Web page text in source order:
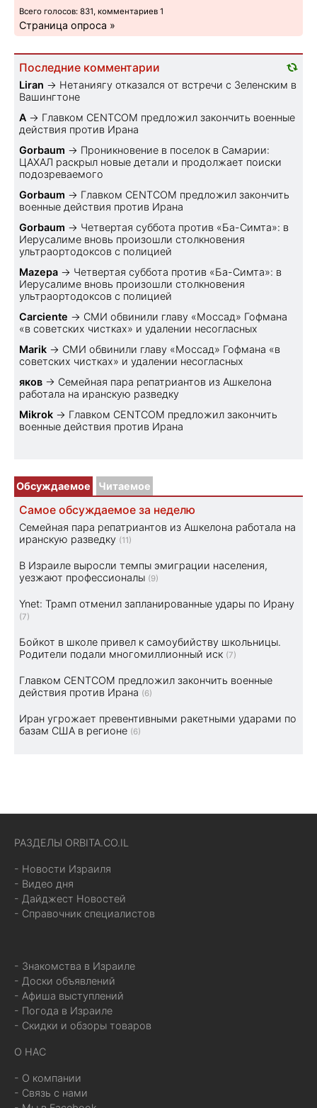
Всего голосов: 831, комментариев 1
Страница опроса »
Последние комментарии
Liran → Нетаниягу отказался от встречи с Зеленским в
Вашингтоне
A → Главком CENTCOM предложил закончить военные
действия против Ирана
Gorbaum → Проникновение в поселок в Самарии:
ЦАХАЛ раскрыл новые детали и продолжает поиски
подозреваемого
Gorbaum → Главком CENTCOM предложил закончить
военные действия против Ирана
Gorbaum → Четвертая суббота против «Ба-Симта»: в
Иерусалиме вновь произошли столкновения
ультраортодоксов с полицией
Mazepa → Четвертая суббота против «Ба-Симта»: в
Иерусалиме вновь произошли столкновения
ультраортодоксов с полицией
Carciente → СМИ обвинили главу «Моссад» Гофмана
«в советских чистках» и удалении несогласных
Marik → СМИ обвинили главу «Моссад» Гофмана «в
советских чистках» и удалении несогласных
яков → Семейная пара репатриантов из Ашкелона
работала на иранскую разведку
Mikrok → Главком CENTCOM предложил закончить
военные действия против Ирана
Обсуждаемое Читаемое
Самое обсуждаемое за неделю
Семейная пара репатриантов из Ашкелона работала на
иранскую разведку (11)
В Израиле выросли темпы эмиграции населения,
уезжают профессионалы (9)
Ynet: Трамп отменил запланированные удары по Ирану
(7)
Бойкот в школе привел к самоубийству школьницы.
Родители подали многомиллионный иск (7)
Главком CENTCOM предложил закончить военные
действия против Ирана (6)
Иран угрожает превентивными ракетными ударами по
базам США в регионе (6)
РАЗДЕЛЫ ORBITA.CO.IL
- Новости Израиля
- Видео дня
- Дайджест Новостей
- Справочник специалистов
- Знакомства в Израиле
- Доски объявлений
- Афиша выступлений
- Погода в Израиле
- Скидки и обзоры товаров
О НАС
- О компании
- Связь с нами